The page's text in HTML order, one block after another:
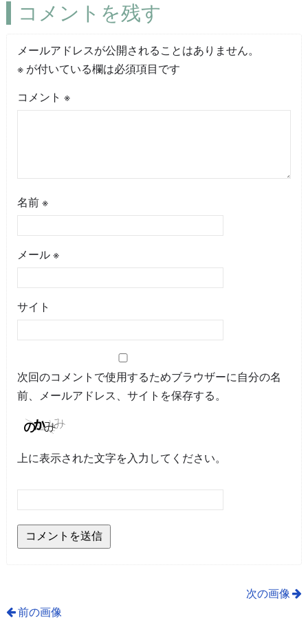
コメントを残す
メールアドレスが公開されることはありません。
※が付いている欄は必須項目です
コメント ※
名前 ※
メール ※
サイト
次回のコメントで使用するためブラウザーに自分の名
前、メールアドレス、サイトを保存する。
上に表示された文字を入力してください。
次の画像
前の画像